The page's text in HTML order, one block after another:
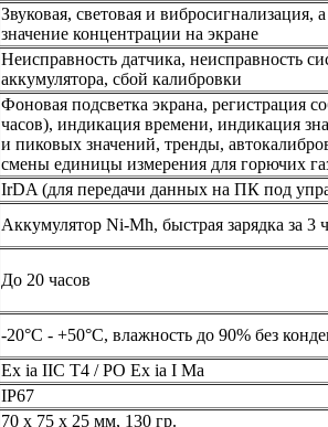
Звуковая, световая и вибросигнализация,
значение концентрации на экране
Неисправность датчика, неисправность
аккумулятора, сбой калибровки
Фоновая подсветка экрана, регистрация
часов), индикация времени, индикация
и пиковых значений, тренды,
смены единицы измерения для горючих
IrDA (для передачи данных на ПК под
Аккумулятор Ni-Mh, быстрая зарядка за 3
До 20 часов
-20°C - +50°C, влажность до 90% без
Ex ia IIC T4 / PO Ex ia I Ma
IP67
70 x 75 x 25 мм, 130 гр.